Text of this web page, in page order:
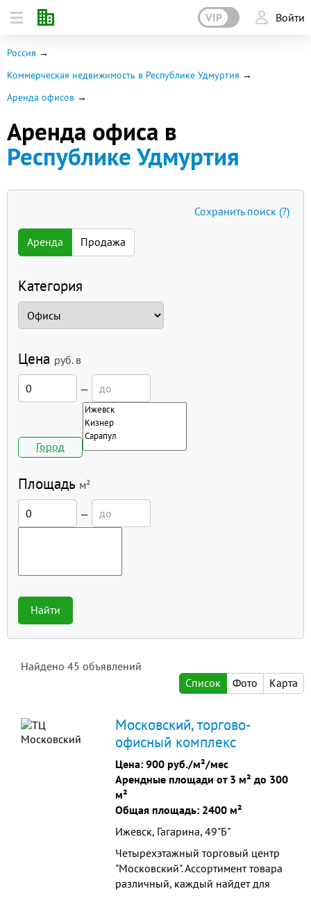
VIP Войти
Россия
Коммерческая недвижимость в Республике Удмуртия
Аренда офисов
Аренда офиса в
Республике Удмуртия
Аренда Продажа
Категория
Цена руб. в
—
Город
Площадь м²
—
Найти
Сохранить поиск (?)
Найдено 45 объявлений
Список
Фото Карта
Московский, торгово-
офисный комплекс
Цена: 900 руб./м²/мес
Арендные площади от 3 м² до 300
м²
Общая площадь: 2400 м²
Ижевск, Гагарина, 49"Б"
Четырехэтажный торговый центр
"Московский". Ассортимент товара
различный, каждый найдет для